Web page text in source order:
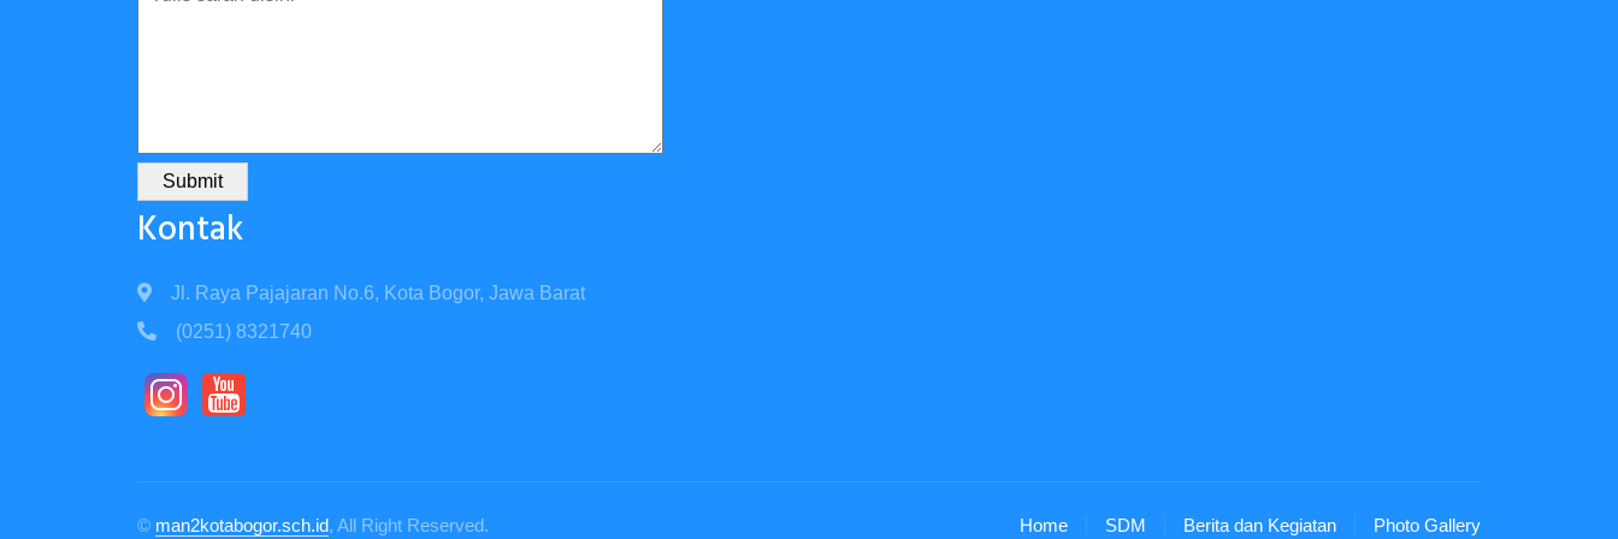
Submit
Kontak
Jl. Raya Pajajaran No.6, Kota Bogor, Jawa Barat
(0251) 8321740
© man2kotabogor.sch.id, All Right Reserved. Home SDM Berita dan Kegiatan Photo Gallery